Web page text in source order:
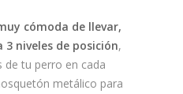
cómoda de llevar,
niveles de posición,
de tu perro en cada
metálico para